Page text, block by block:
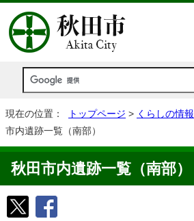
現在の位置： トップページ > くらしの情報
市内遺跡一覧（南部）
秋田市内遺跡一覧（南部）